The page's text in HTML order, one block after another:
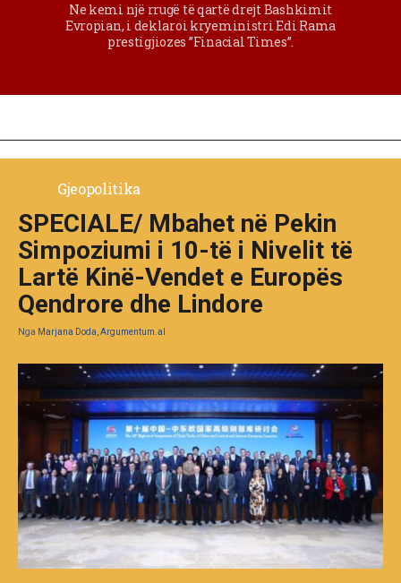
Ne kemi një rrugë të qartë drejt Bashkimit
Evropian, i deklaroi kryeministri Edi Rama
prestigjiozes ”Finacial Times”.
Gjeopolitika
SPECIALE/ Mbahet në Pekin
Simpoziumi i 10-të i Nivelit të
Lartë Kinë-Vendet e Europës
Qendrore dhe Lindore
Nga Marjana Doda, Argumentum.al